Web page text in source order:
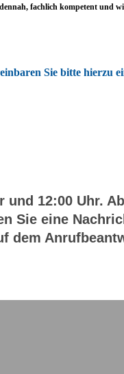
fachlich kompetent und
Sie bitte hierzu
12:00 Uhr.
Sie eine
dem